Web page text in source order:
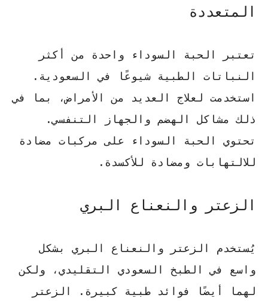
المتعددة
تعتبر الحبة السوداء واحدة من أكثر
النباتات الطبية شيوعًا في السعودية.
استخدمت لعلاج العديد من الأمراض، بما في
ذلك مشاكل الهضم والجهاز التنفسي.
تحتوي الحبة السوداء على مركبات مضادة
للالتهابات ومضادة للأكسدة.
الزعتر والنعناع البري
يُستخدم الزعتر والنعناع البري بشكل
واسع في الطبخ السعودي التقليدي، ولكن
لهما أيضًا فوائد طبية كبيرة. الزعتر